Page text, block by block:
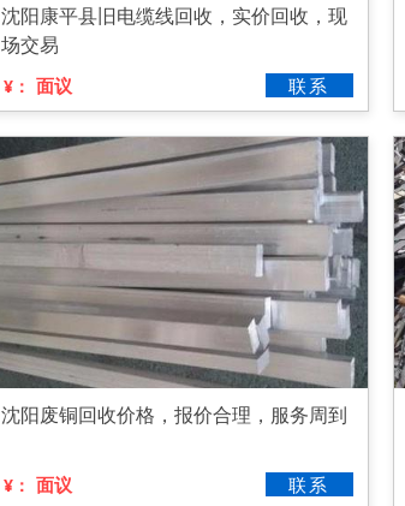
沈阳康平县旧电缆线回收，实价回收，现
场交易
¥： 面议 联系
沈阳废铜回收价格，报价合理，服务周到
¥： 面议 联系